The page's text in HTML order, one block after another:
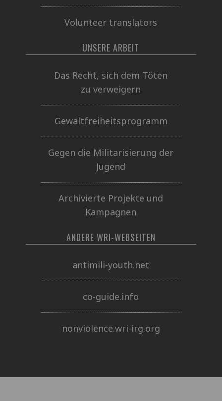
Volunteer translators
UNSERE ARBEIT
Das Recht, sich dem Töten
zu verweigern
Gewaltfreiheitsprogramm
Gegen die Militarisierung der
Jugend
Archivierte Projekte und
Kampagnen
ANDERE WRI-WEBSEITEN
antimili-youth.net
co-guide.info
nonviolence.wri-irg.org